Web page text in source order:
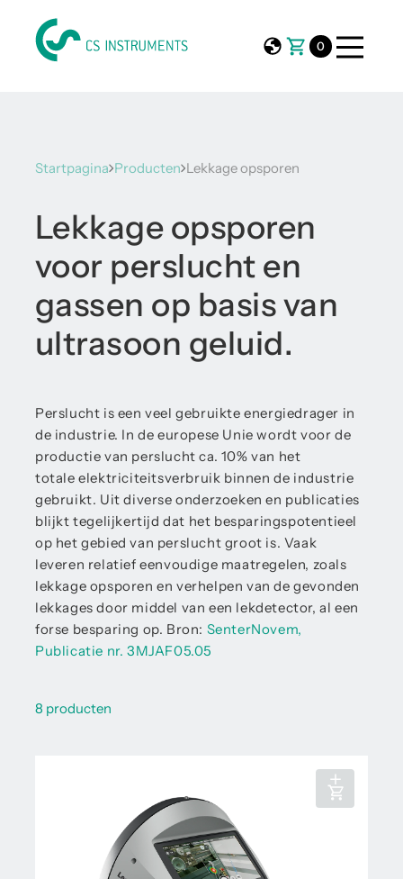
0
Startpagina Producten Lekkage opsporen
Lekkage opsporen
voor perslucht en
gassen op basis van
ultrasoon geluid.
Perslucht is een veel gebruikte energiedrager in
de industrie. In de europese Unie wordt voor de
productie van perslucht ca. 10% van het
totale elektriciteitsverbruik binnen de industrie
gebruikt. Uit diverse onderzoeken en publicaties
blijkt tegelijkertijd dat het besparingspotentieel
op het gebied van perslucht groot is. Vaak
leveren relatief eenvoudige maatregelen, zoals
lekkage opsporen en verhelpen van de gevonden
lekkages door middel van een lekdetector, al een
forse besparing op. Bron: SenterNovem,
Publicatie nr. 3MJAF05.05
8 producten